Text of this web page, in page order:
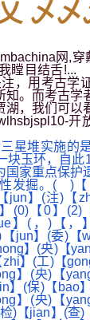
乄
网,
我瞠目结舌
，用考古学
知。而考古学
湖，我们可以
开
星堆实施的
玉环，自此
家重点保护
发掘。 ( )
jun】(注)【
(0)【0】
】(，)【，
【jun】(委)【
】(央)【
zhi】(工)【
】(央)【
】(保)【bao
】(央)【
)【jian】(查)